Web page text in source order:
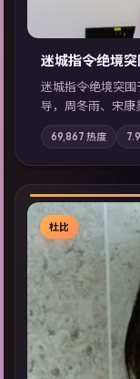
迷城指令·绝境
迷城指令·绝境突
导，周冬雨、宋康
记忆碎片重组后
配乐强化地域气质
线看」延展检索同
69,867 热度 7.9
杜比